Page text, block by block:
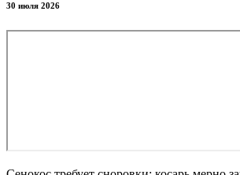
30 июля 2026